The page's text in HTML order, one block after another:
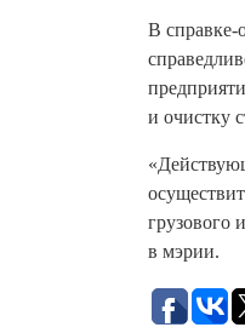
В справке-
и очистку
грузового
в мэрии.